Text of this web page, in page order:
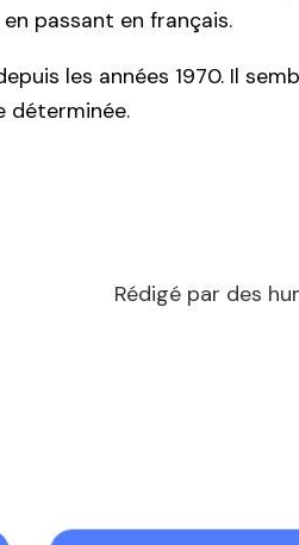
passant en français.
les années 1970. Il
déterminée.
Rédigé par des